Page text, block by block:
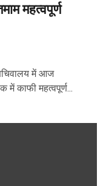
महत्वपूर्ण
में आज
में काफी महत्वपूर्ण...